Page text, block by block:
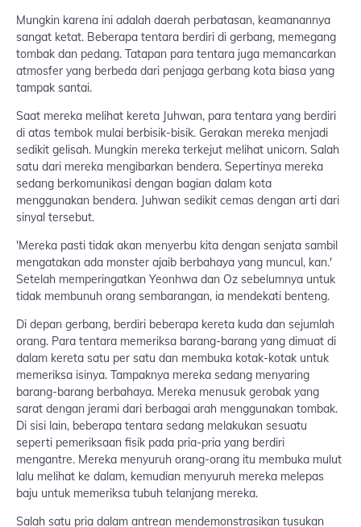
Mungkin karena ini adalah daerah perbatasan, keamanannya
sangat ketat. Beberapa tentara berdiri di gerbang, memegang
tombak dan pedang. Tatapan para tentara juga memancarkan
atmosfer yang berbeda dari penjaga gerbang kota biasa yang
tampak santai.
Saat mereka melihat kereta Juhwan, para tentara yang berdiri
di atas tembok mulai berbisik-bisik. Gerakan mereka menjadi
sedikit gelisah. Mungkin mereka terkejut melihat unicorn. Salah
satu dari mereka mengibarkan bendera. Sepertinya mereka
sedang berkomunikasi dengan bagian dalam kota
menggunakan bendera. Juhwan sedikit cemas dengan arti dari
sinyal tersebut.
'Mereka pasti tidak akan menyerbu kita dengan senjata sambil
mengatakan ada monster ajaib berbahaya yang muncul, kan.'
Setelah memperingatkan Yeonhwa dan Oz sebelumnya untuk
tidak membunuh orang sembarangan, ia mendekati benteng.
Di depan gerbang, berdiri beberapa kereta kuda dan sejumlah
orang. Para tentara memeriksa barang-barang yang dimuat di
dalam kereta satu per satu dan membuka kotak-kotak untuk
memeriksa isinya. Tampaknya mereka sedang menyaring
barang-barang berbahaya. Mereka menusuk gerobak yang
sarat dengan jerami dari berbagai arah menggunakan tombak.
Di sisi lain, beberapa tentara sedang melakukan sesuatu
seperti pemeriksaan fisik pada pria-pria yang berdiri
mengantre. Mereka menyuruh orang-orang itu membuka mulut
lalu melihat ke dalam, kemudian menyuruh mereka melepas
baju untuk memeriksa tubuh telanjang mereka.
Salah satu pria dalam antrean mendemonstrasikan tusukan